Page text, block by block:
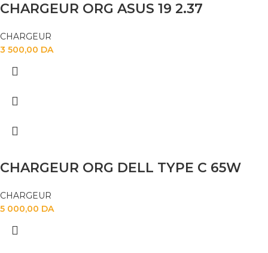
CHARGEUR ORG ASUS 19 2.37
CHARGEUR
3 500,00 DA
CHARGEUR ORG DELL TYPE C 65W
CHARGEUR
5 000,00 DA